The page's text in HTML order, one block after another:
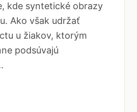
kde syntetické obrazy
Ako však udržať
u žiakov, ktorým
podsúvajú